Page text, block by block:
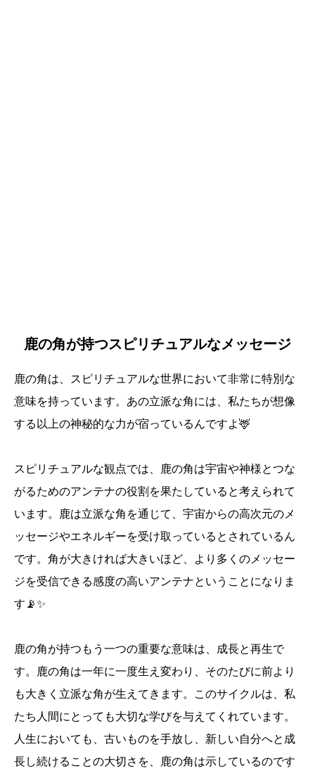
鹿の角が持つスピリチュアルなメッセージ
鹿の角は、スピリチュアルな世界において非常に特別な
意味を持っています。あの立派な角には、私たちが想像
する以上の神秘的な力が宿っているんですよ🦌
スピリチュアルな観点では、鹿の角は宇宙や神様とつな
がるためのアンテナの役割を果たしていると考えられて
います。鹿は立派な角を通じて、宇宙からの高次元のメ
ッセージやエネルギーを受け取っているとされているん
です。角が大きければ大きいほど、より多くのメッセー
ジを受信できる感度の高いアンテナということになりま
す📡✨
鹿の角が持つもう一つの重要な意味は、成長と再生で
す。鹿の角は一年に一度生え変わり、そのたびに前より
も大きく立派な角が生えてきます。このサイクルは、私
たち人間にとっても大切な学びを与えてくれています。
人生においても、古いものを手放し、新しい自分へと成
長し続けることの大切さを、鹿の角は示しているのです